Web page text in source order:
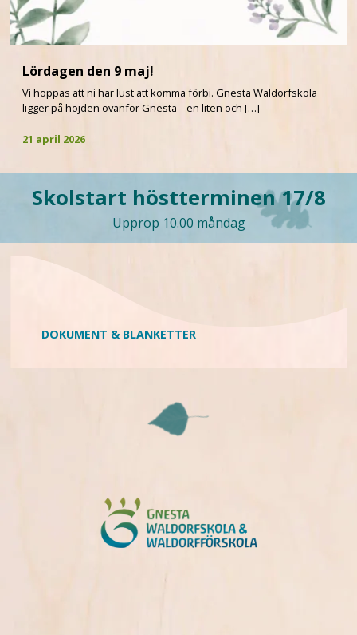
Lördagen den 9 maj!
Vi hoppas att ni har lust att komma förbi. Gnesta Waldorfskola
ligger på höjden ovanför Gnesta – en liten och […]
21 april 2026
Skolstart höstterminen 17/8
Upprop 10.00 måndag
DOKUMENT & BLANKETTER